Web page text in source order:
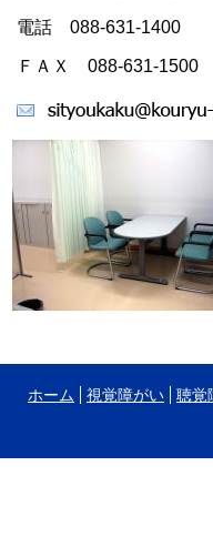
電話 088-631-1400
ＦＡＸ 088-631-1500
ホーム 視覚障がい 聴覚